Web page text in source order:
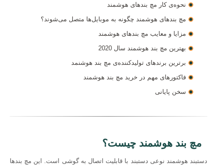
نحوه‌ی کار مچ بندهای هوشمند
مچ بندهای هوشمند چگونه به موبایل‌ها متصل می‌شوند؟
مزایا و معایب مچ بندهای هوشمند
بهترین مچ بند هوشمند سال 2020
برترین برندهای تولیدکننده‌ی مچ بند هوشنمد
فاکتورهای مهم در خرید مچ بند هوشمند
سخن پایانی
مچ بند هوشمند چیست؟
دستبند هوشمند نوعی دستبند با قابلیت اتصال به گوشی است. این مچ بندها